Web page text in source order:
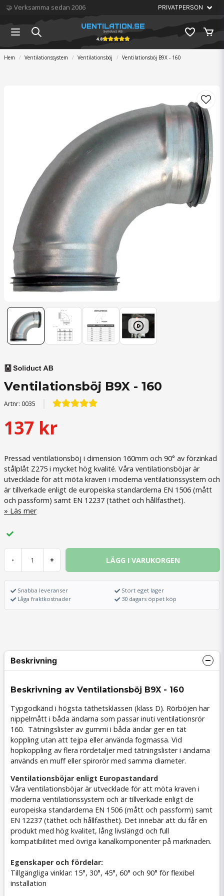
🏆 Störst på ventilation
4.8
Hem Ventilationssystem Ventilationsböj Ventilationsböj B9X - 160
Ventilationsböj B9X - 160
Artnr: 0035
137 kr
Pressad ventilationsböj i dimension 160mm och 90° av förzinkad
stålplåt Z275 i mycket hög kvalité. Våra ventilationsböjar är
utvecklade för att möta kraven i moderna ventilationssystem och
är tillverkade enligt de europeiska standarderna EN 1506 (mått
och passform) samt EN 12237 (täthet och hållfasthet).
Läs mer
- + LÄGG I VARUKORGEN
Snabba leveranser
Låga fraktkostnader
Stort eget lager
30 dagars öppet köp
Beskrivning
Beskrivning av Ventilationsböj B9X - 160
Typgodkänd i högsta täthetsklassen (klass D). Rörböjen har
nippelmått i båda ändarna som passar inuti ventilationsrör
160. Tätningslister av gummi i båda ändar ger en tät
koppling utan att tejpa eller använda fogmassa. Vid
hopkoppling av flera rördetaljer med tätningslister i ändarna
används en muff eller spirorör med samma diameter.
Ventilationsböjar enligt Europastandard
Våra ventilationsböjar är utvecklade för att möta kraven i
moderna ventilationssystem och är tillverkade enligt de
europeiska standarderna EN 1506 (mått och passform) samt
EN 12237 (täthet och hållfasthet). Det innebär att du får en
produkt med hög kvalitet, lång livslängd och full
kompatibilitet med övriga kanalkomponenter på marknaden.
Egenskaper och fördelar:
Tillgängliga vinklar: 15°, 30°, 45°, 60° och 90° för flexibel
installation